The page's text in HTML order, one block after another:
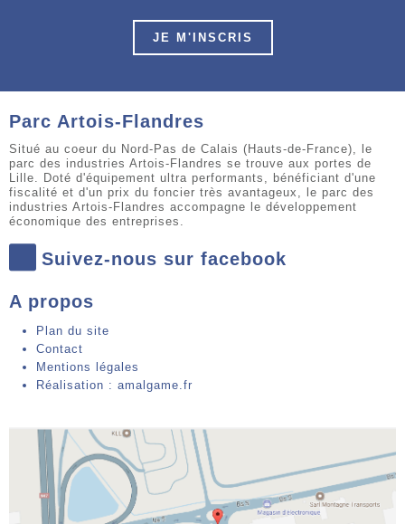
JE M'INSCRIS
Parc Artois-Flandres
Situé au coeur du Nord-Pas de Calais (Hauts-de-France), le
parc des industries Artois-Flandres se trouve aux portes de
Lille. Doté d'équipement ultra performants, bénéficiant d'une
fiscalité et d'un prix du foncier très avantageux, le parc des
industries Artois-Flandres accompagne le développement
économique des entreprises.
Suivez-nous sur facebook
A propos
Plan du site
Contact
Mentions légales
Réalisation : amalgame.fr